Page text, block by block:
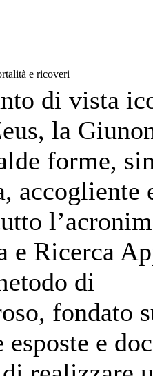
e ricoveri
di vista
la
forme,
accogliente
e Ricerca
di
fondato
e